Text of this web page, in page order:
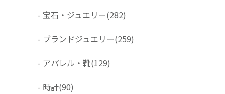
- 宝石・ジュエリー(282)
- ブランドジュエリー(259)
- アパレル・靴(129)
- 時計(90)